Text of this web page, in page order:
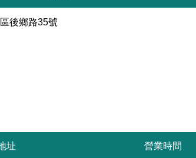
後鄉路35號
址 營業時間